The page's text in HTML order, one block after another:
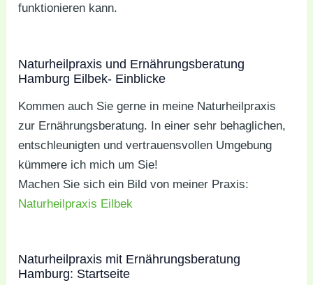
funktionieren kann.
Naturheilpraxis und Ernährungsberatung
Hamburg Eilbek- Einblicke
Kommen auch Sie gerne in meine Naturheilpraxis
zur Ernährungsberatung. In einer sehr behaglichen,
entschleunigten und vertrauensvollen Umgebung
kümmere ich mich um Sie!
Machen Sie sich ein Bild von meiner Praxis:
Naturheilpraxis Eilbek
Naturheilpraxis mit Ernährungsberatung
Hamburg: Startseite